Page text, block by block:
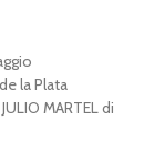
la Plata
MARTEL di